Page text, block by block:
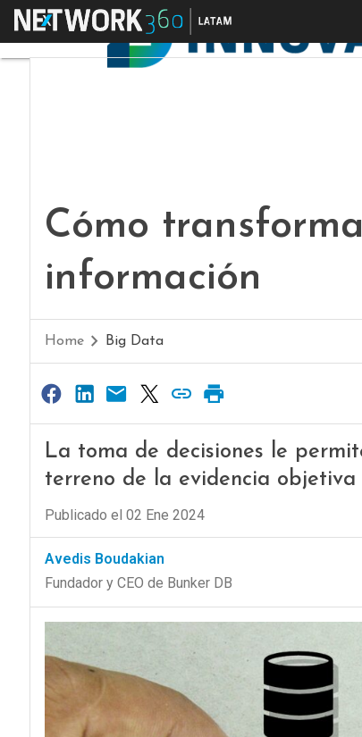
Menú
Cómo
información
Home Big Data
La toma de decisiones le
terreno de la evidencia
Publicado el 02 Ene 2024
Avedis Boudakian
Fundador y CEO de Bunker DB